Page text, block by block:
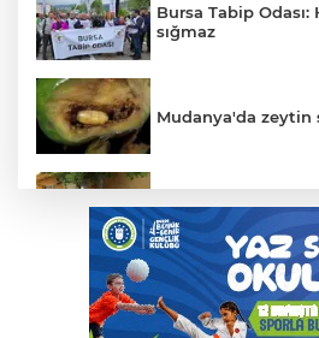
Bursa Tabip
sığmaz
Mudanya'da
Küplüpınar'da tuttu
252 Genç Yetenek
Turkcell’de Attı